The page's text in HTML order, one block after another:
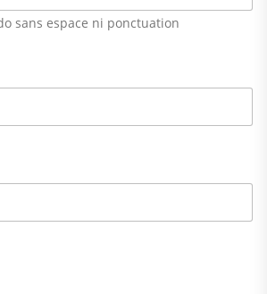
sans espace ni ponctuation